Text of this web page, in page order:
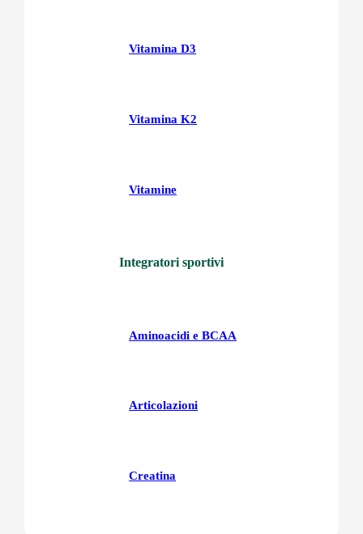
Vitamina D3
Vitamina K2
Vitamine
Integratori sportivi
Aminoacidi e BCAA
Articolazioni
Creatina